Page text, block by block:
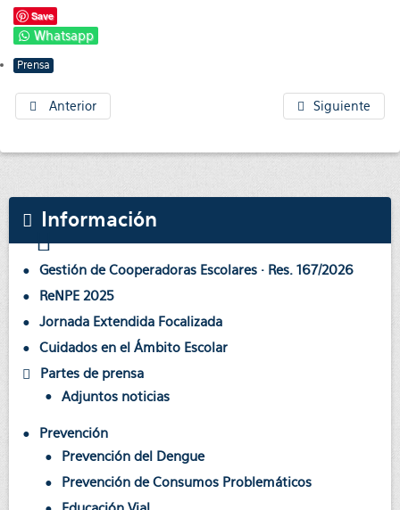
Save
Whatsapp
Prensa
Anterior Siguiente
Información
Gestión de Cooperadoras Escolares · Res. 167/2026
ReNPE 2025
Jornada Extendida Focalizada
Cuidados en el Ámbito Escolar
Partes de prensa
Adjuntos noticias
Prevención
Prevención del Dengue
Prevención de Consumos Problemáticos